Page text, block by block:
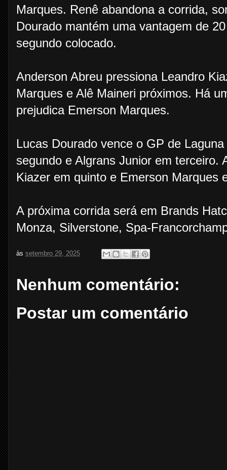
Marques. Renê abandona a corrida,
Dourado mantém uma vantagem de
segundo colocado.
Anderson Abreu pressiona Leandro
Marques e Alê Maineri próximos. Há
prejudica Emerson Marques.
Lucas Dourado vence o GP de
segundo e Algrans Junior em terceiro.
Kiazer em quinto e Emerson Marques
A próxima corrida será em Brands
Monza, Silverstone, Spa-
às setembro 29, 2025
Nenhum comentário:
Postar um comentário